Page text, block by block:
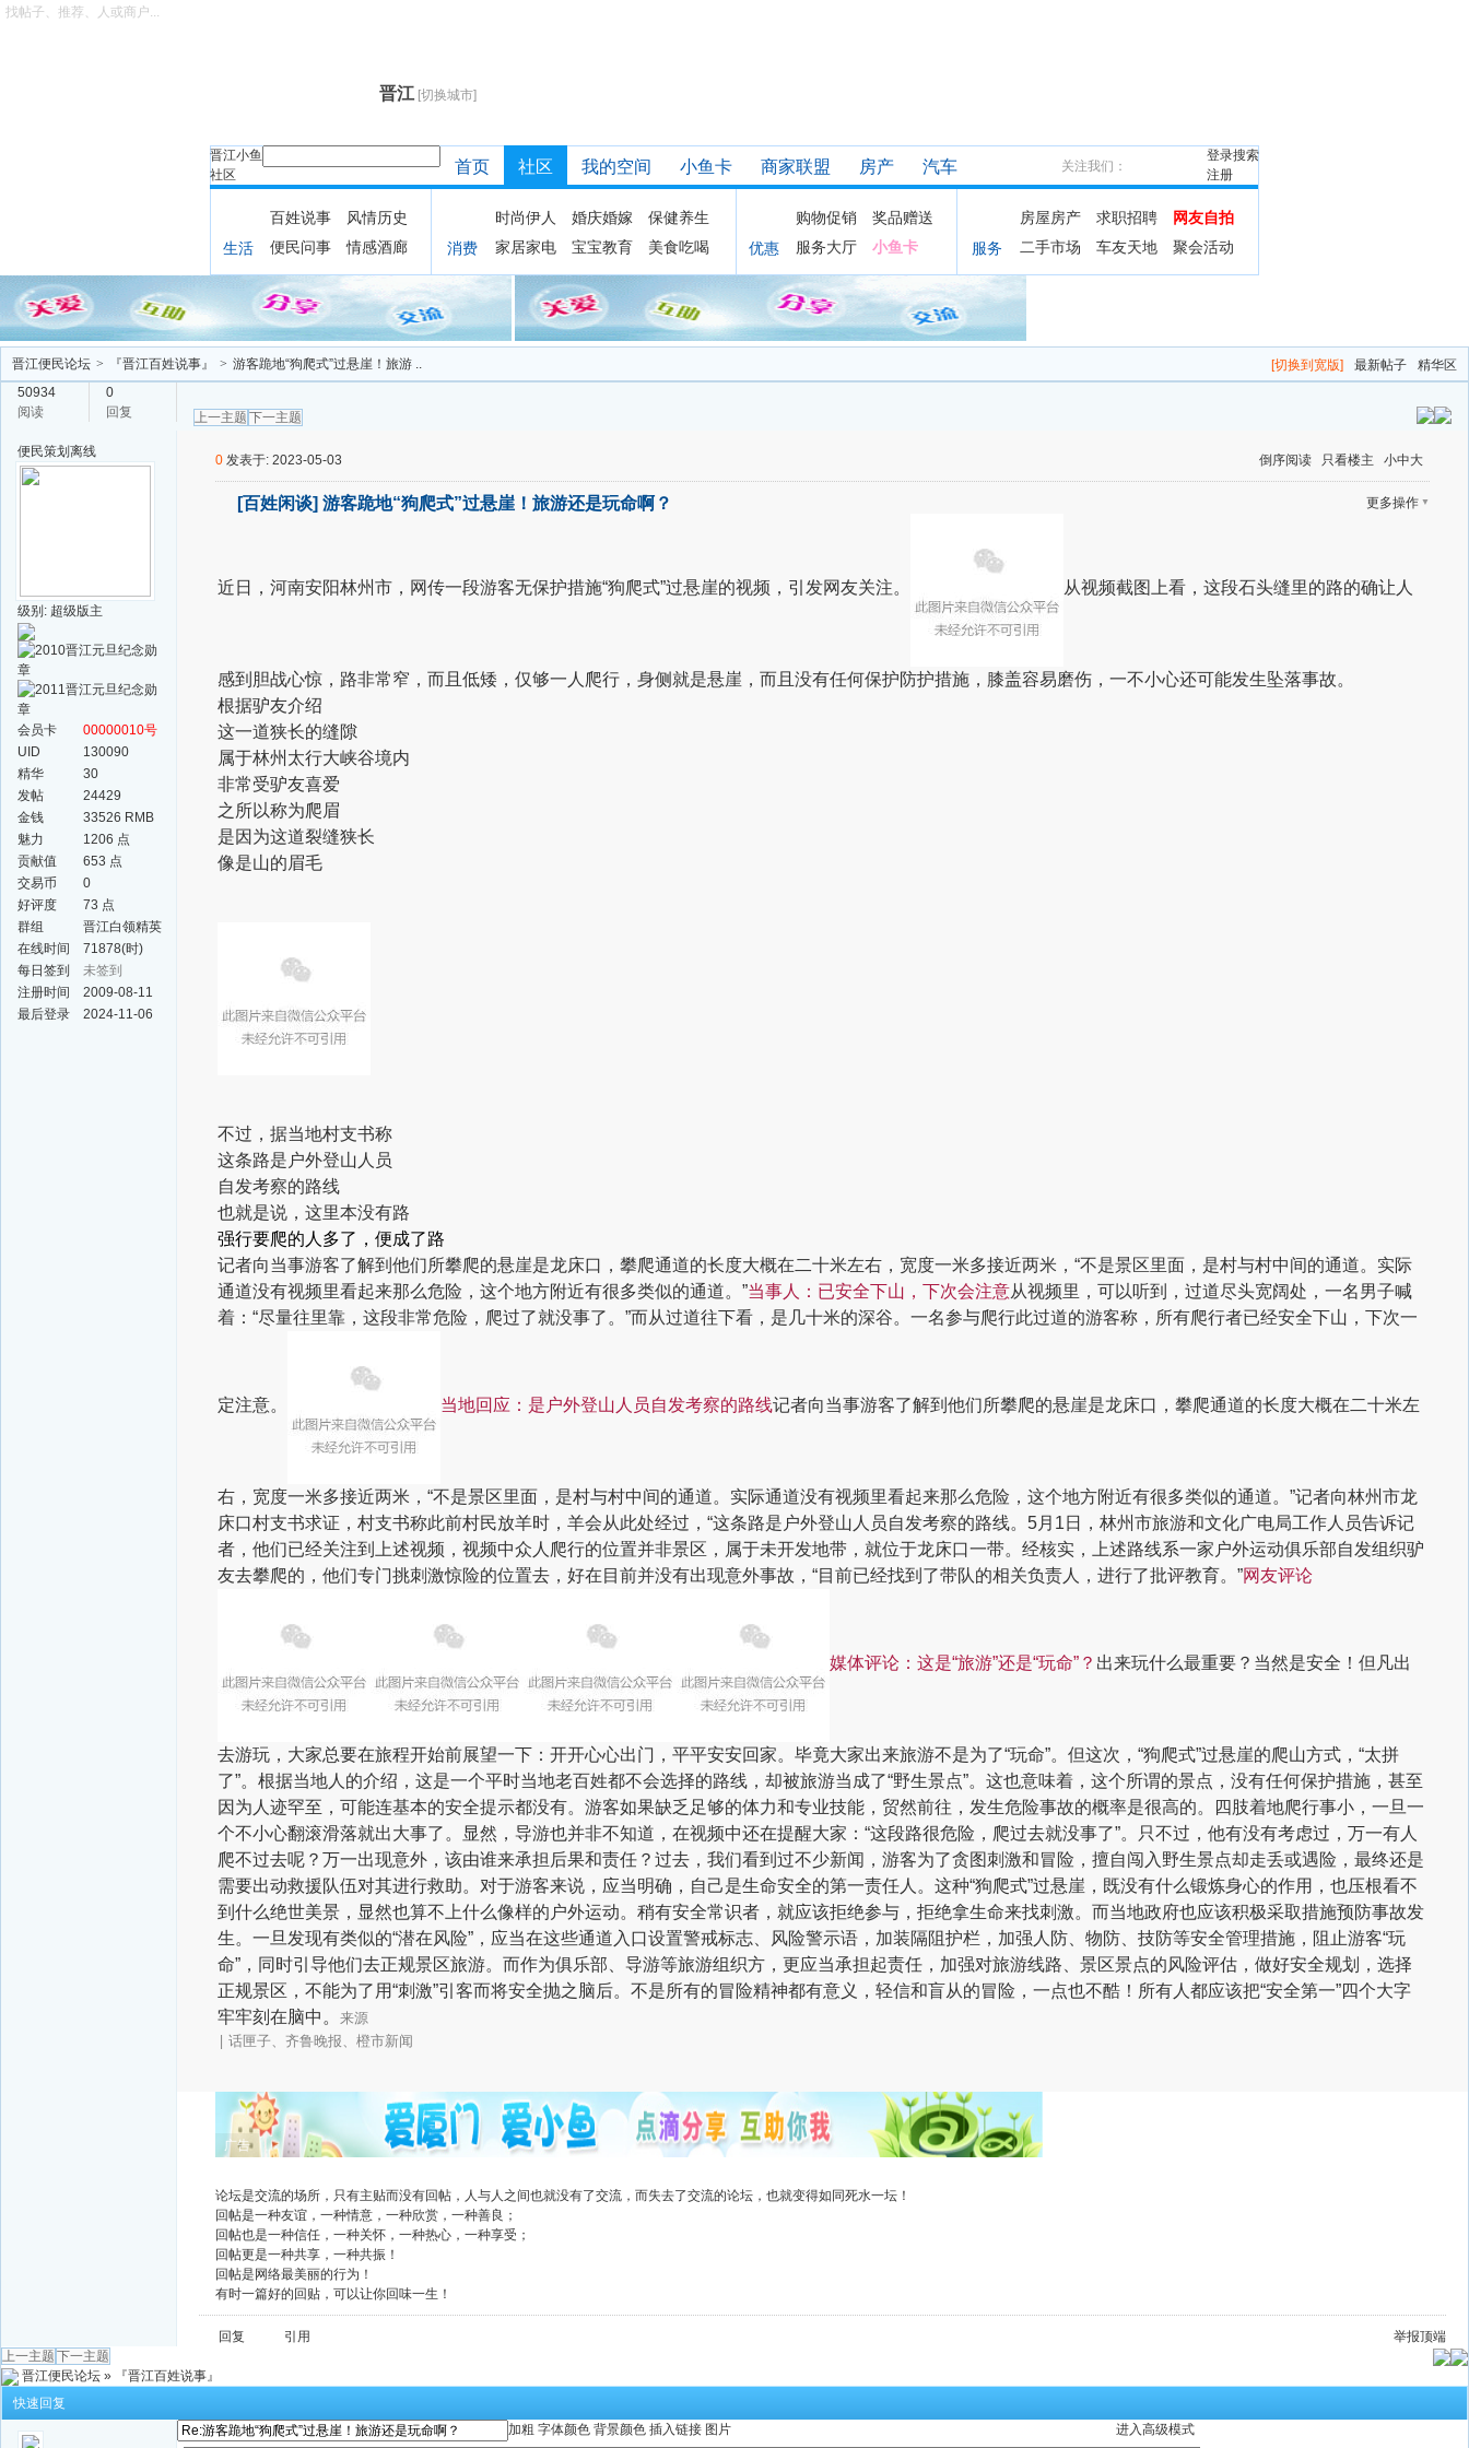
晋江 [切换城市]
晋江小鱼
社区
搜索
找帖子、推荐、人或商户...
登录
注册
首页 社区 我的空间 小鱼卡 商家联盟 房产 汽车 关注我们：
生活
百姓说事
风情历史
便民问事
情感酒廊 消费
时尚伊人 婚庆婚嫁
保健养生
家居家电
宝宝教育 美食吃喝 优惠
购物促销
奖品赠送
服务大厅
小鱼卡 服务
房屋房产 求职招聘
网友自拍
二手市场
车友天地 聚会活动
[切换到宽版] 最新帖子 精华区
晋江便民论坛 > 『晋江百姓说事』 > 游客跪地“狗爬式”过悬崖！旅游 ..
50934
阅读
0
回复
上一主题 下一主题
便民策划 离线
级别: 超级版主
会员卡
00000010号
UID
130090
精华
30
发帖
24429
金钱
33526 RMB
魅力
1206 点
贡献值
653 点
交易币
0
好评度
73 点
群组
晋江白领精英
群
在线时间
71878(时)
每日签到
未签到
注册时间
2009-08-11
最后登录
2024-11-06
倒序阅读 只看楼主 小中大
0 发表于: 2023-05-03
更多操作 ▼
[百姓闲谈] 游客跪地“狗爬式”过悬崖！旅游还是玩命啊？
近日，河南安阳林州市， 网传一段游客无保护措施“狗爬式”过悬崖的视频，引发网友关注。 从视频截图上看，这段石头缝里的路的确让人
感到胆战心惊，路非常窄，而且低矮，仅够一人爬行，身侧就是悬崖，而且没有任何保护防护措施，膝盖容易磨伤，一不小心还可能发生坠落事故。
根据驴友介绍
这一道狭长的缝隙
属于林州太行大峡谷境内
非常受驴友喜爱
之所以称为爬眉
是因为这道裂缝狭长
像是山的眉毛
不过，据当地村支书称
这条路是户外登山人员
自发考察的路线
也就是说，这里本没有路
强行要爬的人多了，便成了路
记者向当事游客了解到他们所攀爬的悬崖是龙床口，攀爬通道的长度大概在二十米左右，宽度一米多接近两米，“不是景区里面，是村与村中间的通道。实际
通道没有视频里看起来那么危险，这个地方附近有很多类似的通道。”当事人： 已安全下山，下次会注意从视频里，可以听到，过道尽头宽阔处，一名男子喊
着：“尽量往里靠，这段非常危险，爬过了就没事了。”而从过道往下看，是几十米的深谷。一名参与爬行此过道的游客称，所有爬行者已经安全下山，下次一
定注意。 当地回应： 是户外登山人员自发考察的路线记者向当事游客了解到他们所攀爬的悬崖是龙床口，攀爬通道的长度大概在二十米左
右，宽度一米多接近两米，“不是景区里面，是村与村中间的通道。实际通道没有视频里看起来那么危险，这个地方附近有很多类似的通道。”记者向林州市龙
床口村支书求证，村支书称此前村民放羊时，羊会从此处经过，“这条路是户外登山人员自发考察的路线。 5月1日，林州市旅游和文化广电局工作人员告诉记
者，他们已经关注到上述视频，视频中众人爬行的位置并非景区，属于未开发地带，就位于龙床口一带。经核实，上述路线系一家户外运动俱乐部自发组织驴
友去攀爬的，他们专门挑刺激惊险的位置去，好在目前并没有出现意外事故，“目前已经找到了带队的相关负责人，进行了批评教育。”网友评论
媒体评论： 这是“旅游”还是“玩命”？ 出来玩什么最重要？当然是安全！但凡出
去游玩，大家总要在旅程开始前展望一下：开开心心出门，平平安安回家。毕竟大家出来旅游不是为了“玩命”。 但这次，“狗爬式”过悬崖的爬山方式，“太拼
了”。根据当地人的介绍，这是一个平时当地老百姓都不会选择的路线，却被旅游当成了“野生景点”。这也意味着，这个所谓的景点，没有任何保护措施，甚至
因为人迹罕至，可能连基本的安全提示都没有。游客如果缺乏足够的体力和专业技能，贸然前往，发生危险事故的概率是很高的。
四肢着地爬行事小，一旦一
个不小心翻滚滑落就出大事了。显然，导游也并非不知道，在视频中还在提醒大家：“这段路很危险，爬过去就没事了”。只不过，他有没有考虑过，万一有人
爬不过去呢？万一出现意外，该由谁来承担后果和责任？ 过去，我们看到过不少新闻，游客为了贪图刺激和冒险，擅自闯入野生景点却走丢或遇险，最终还是
需要出动救援队伍对其进行救助。 对于游客来说，应当明确，自己是生命安全的第一责任人。这种“狗爬式”过悬崖，既没有什么锻炼身心的作用，也压根看不
到什么绝世美景，显然也算不上什么像样的户外运动。稍有安全常识者，就应该拒绝参与，拒绝拿生命来找刺激。 而当地政府也应该积极采取措施预防事故发
生。一旦发现有类似的“潜在风险”，应当在这些通道入口设置警戒标志、风险警示语，加装隔阻护栏，加强人防、物防、技防等安全管理措施，阻止游客“玩
命”，同时引导他们去正规景区旅游。 而作为俱乐部、导游等旅游组织方，更应当承担起责任，加强对旅游线路、景区景点的风险评估，做好安全规划，选择
正规景区，不能为了用“刺激”引客而将安全抛之脑后。 不是所有的冒险精神都有意义，轻信和盲从的冒险，一点也不酷！所有人都应该把“安全第一”四个大字
牢牢刻在脑中。 来源
| 话匣子、齐鲁晚报、橙市新闻
广告
论坛是交流的场所，只有主贴而没有回帖，人与人之间也就没有了交流，而失去了交流的论坛，也就变得如同死水一坛！
回帖是一种友谊，一种情意，一种欣赏，一种善良；
回帖也是一种信任，一种关怀，一种热心，一种享受；
回帖更是一种共享，一种共振！
回帖是网络最美丽的行为！
有时一篇好的回贴，可以让你回味一生！
回复 引用 举报顶端
上一主题 下一主题
晋江便民论坛 »
『晋江百姓说事』
快速回复
进入高级模式
加粗 字体颜色 背景颜色 插入链接 图片